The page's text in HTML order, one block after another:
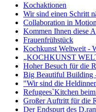
Kochaktionen
Wir sind einen Schritt
Collaboration in Motion
Kommen Ihnen diese
Frauenfrühstück
Kochkunst Weltweit -
„KOCHKUNST
Hoher Besuch für die
Big Beautiful Building
"Wir sind die
Refugees`Kitchen
Großer Auftritt für die
Der Endspurt des